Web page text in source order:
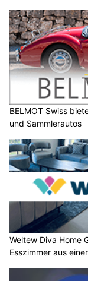
BELMOT Swiss
und Sammlerautos
Weltew Diva Home
Esszimmer aus